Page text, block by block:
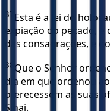
37 Esta é a lei do
expiação do pecado,
das consagrações, e
38 Que o Senhor
dia em que ordenou
oferecessem as suas
Sinai.